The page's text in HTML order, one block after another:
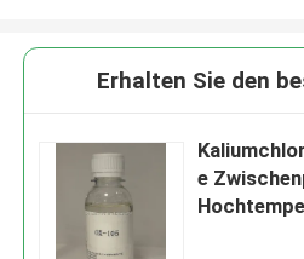
Erhalten Sie den
e